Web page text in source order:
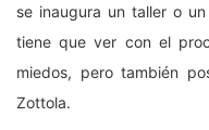
se inaugura un taller o
tiene que ver con el
miedos, pero también
Zottola.